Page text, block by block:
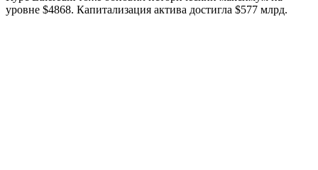
уровне $4868. Капитализация актива достигла $577 млрд.